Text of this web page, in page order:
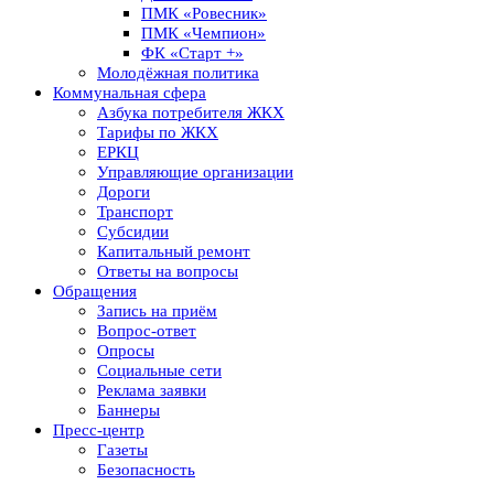
ПМК «Ровесник»
ПМК «Чемпион»
ФК «Старт +»
Молодёжная политика
Коммунальная сфера
Азбука потребителя ЖКХ
Тарифы по ЖКХ
ЕРКЦ
Управляющие организации
Дороги
Транспорт
Субсидии
Капитальный ремонт
Ответы на вопросы
Обращения
Запись на приём
Вопрос-ответ
Опросы
Социальные сети
Реклама заявки
Баннеры
Пресс-центр
Газеты
Безопасность